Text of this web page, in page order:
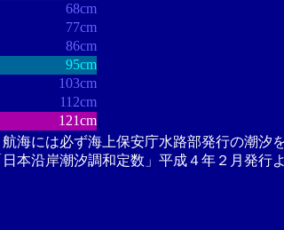
68cm
77cm
86cm
95cm
103cm
112cm
121cm
海には必ず海上保安庁水路部発行の潮汐
本沿岸潮汐調和定数」平成４年２月発行